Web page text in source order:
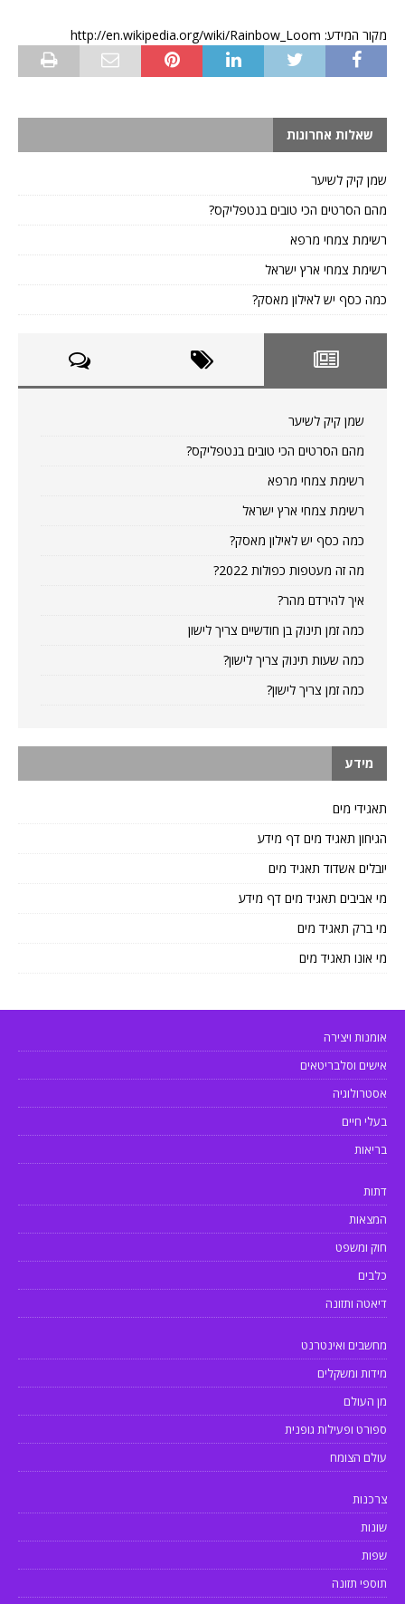
מקור המידע: http://en.wikipedia.org/wiki/Rainbow_Loom
שאלות אחרונות
שמן קיק לשיער
מהם הסרטים הכי טובים בנטפליקס?
רשימת צמחי מרפא
רשימת צמחי ארץ ישראל
כמה כסף יש לאילון מאסק?
שמן קיק לשיער
מהם הסרטים הכי טובים בנטפליקס?
רשימת צמחי מרפא
רשימת צמחי ארץ ישראל
כמה כסף יש לאילון מאסק?
מה זה מעטפות כפולות 2022?
איך להירדם מהר?
כמה זמן תינוק בן חודשיים צריך לישון
כמה שעות תינוק צריך לישון?
כמה זמן צריך לישון?
מידע
תאגידי מים
הגיחון תאגיד מים דף מידע
יובלים אשדוד תאגיד מים
מי אביבים תאגיד מים דף מידע
מי ברק תאגיד מים
מי אונו תאגיד מים
אומנות ויצירה
אישים וסלבריטאים
אסטרולוגיה
בעלי חיים
בריאות
דתות
המצאות
חוק ומשפט
כלבים
דיאטה ותזונה
מחשבים ואינטרנט
מידות ומשקלים
מן העולם
ספורט ופעילות גופנית
עולם הצומח
צרכנות
שונות
שפות
תוספי תזונה